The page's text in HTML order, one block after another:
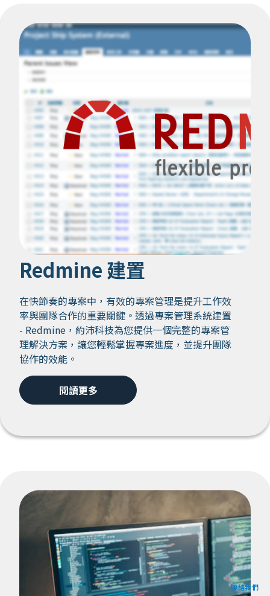
Redmine 建置
在快節奏的專案中，有效的專案管理是提升工作效
率與團隊合作的重要關鍵。透過專案管理系統建置
- Redmine，約沛科技為您提供一個完整的專案管
理解決方案，讓您輕鬆掌握專案進度，並提升團隊
協作的效能。
閱讀更多
聯絡我們